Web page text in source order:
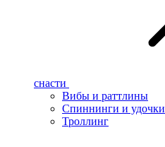
снасти
Вибы и раттлины
Спиннинги и удочки
Троллинг